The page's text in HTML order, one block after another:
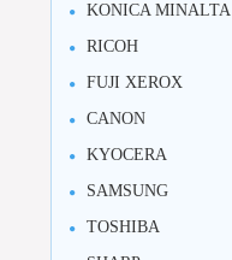
KONICA MINALTA
RICOH
FUJI XEROX
CANON
KYOCERA
SAMSUNG
TOSHIBA